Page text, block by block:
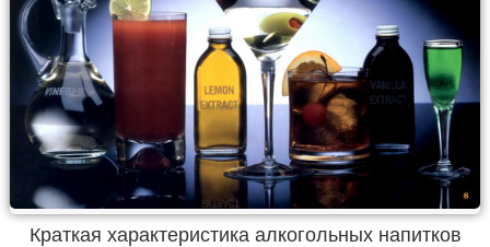
Краткая характеристика алкогольных напитков